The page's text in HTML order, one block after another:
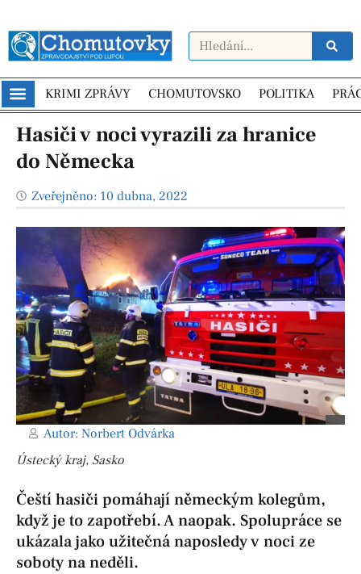
KRIMI ZPRÁVY CHOMUTOVSKO POLITIKA
Hasiči v noci vyrazili za hranice
do Německa
Zveřejněno: 10 dubna, 2022
Autor: Norbert Odvárka
Ústecký kraj, Sasko
Čeští hasiči pomáhají německým kolegům,
když je to zapotřebí. A naopak. Spolupráce se
ukázala jako užitečná naposledy v noci ze
soboty na neděli.